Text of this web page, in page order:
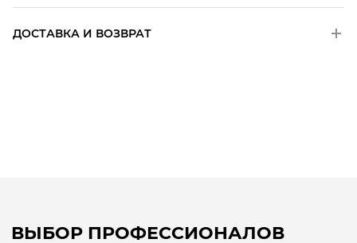
ДОСТАВКА И ВОЗВРАТ
ВЫБОР ПРОФЕССИОНАЛОВ